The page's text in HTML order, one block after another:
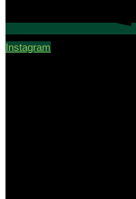
Instagram